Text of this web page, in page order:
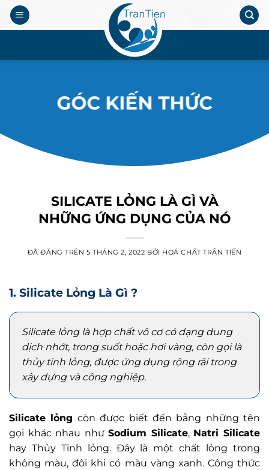
Chuyển
đến
.
GÓC KIẾN THỨC
SILICATE LỎNG LÀ GÌ VÀ
NHỮNG ỨNG DỤNG CỦA NÓ
ĐÃ ĐĂNG TRÊN 5 THÁNG 2, 2022 BỞI HOÁ CHẤT TRẦN TIẾN
1. Silicate Lỏng Là Gì ?
Silicate lỏng là hợp chất vô cơ có dạng dung
dịch nhớt, trong suốt hoặc hơi vàng, còn gọi là
thủy tinh lỏng, được ứng dụng rộng rãi trong
xây dựng và công nghiệp.
Silicate lỏng còn được biết đến bằng những tên
gọi khác nhau nhưSodium Silicate, Natri Silicate
hay Thủy Tinh lỏng. Đây là một chất lỏng trong
không màu, đôi khi có màu vàng xanh. Công thức